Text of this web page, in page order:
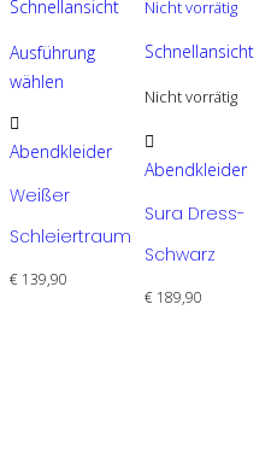
Schnellansicht
Ausführung
wählen
mehrere
Varianten
Die
Abendkleider
Weißer
Schleiertraum
€ 139,90
Nicht vorrätig
Schnellansicht
Nicht vorrätig
Dieses
Produkt
mehrere
Varianten
Abendkleider
Sura Dress-
Schwarz
€189,90